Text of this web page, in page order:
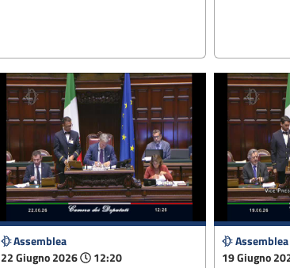
Assemblea
22 Giugno 2026
12:20
Assemblea
19 Giugno